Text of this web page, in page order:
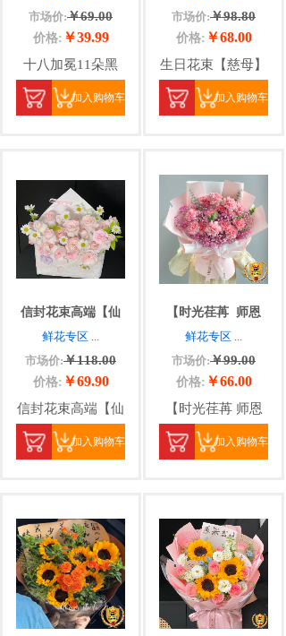
市场价:￥69.00
价格: ￥39.99
十八加冕11朵黑
加入购物车
市场价:￥98.80
价格: ￥68.00
生日花束【慈母】
加入购物车
信封花束高端【仙
鲜花专区 ...
市场价:￥118.00
价格: ￥69.90
信封花束高端【仙
加入购物车
【时光荏苒 师恩
鲜花专区 ...
市场价:￥99.00
价格: ￥66.00
【时光荏苒 师恩
加入购物车